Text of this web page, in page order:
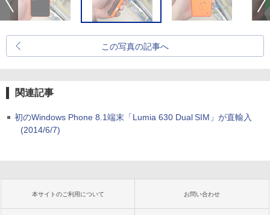
この写真の記事へ
関連記事
初のWindows Phone 8.1端末「Lumia 630 Dual SIM」が直輸入
(2014/6/7)
本サイトのご利用について お問い合わせ